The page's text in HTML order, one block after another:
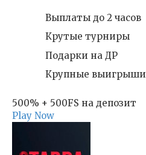
Выплаты до 2 часов
Крутые турниры
Подарки на ДР
Крупные выигрыши
500% + 500FS на депозит
Play Now